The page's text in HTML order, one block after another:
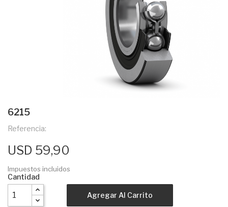
6215
Referencia:
USD 59,90
Impuestos incluidos
Cantidad
Agregar Al Carrito